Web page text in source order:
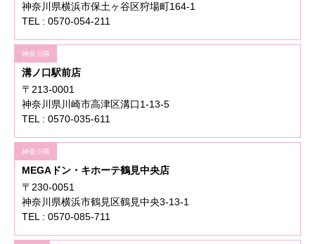
神奈川県横浜市保土ヶ谷区狩場町164-1
TEL : 0570-054-211
神奈川県
溝ノ口駅前店
〒213-0001
神奈川県川崎市高津区溝口1-13-5
TEL : 0570-035-611
神奈川県
MEGAドン・キホーテ鶴見中央店
〒230-0051
神奈川県横浜市鶴見区鶴見中央3-13-1
TEL : 0570-085-711